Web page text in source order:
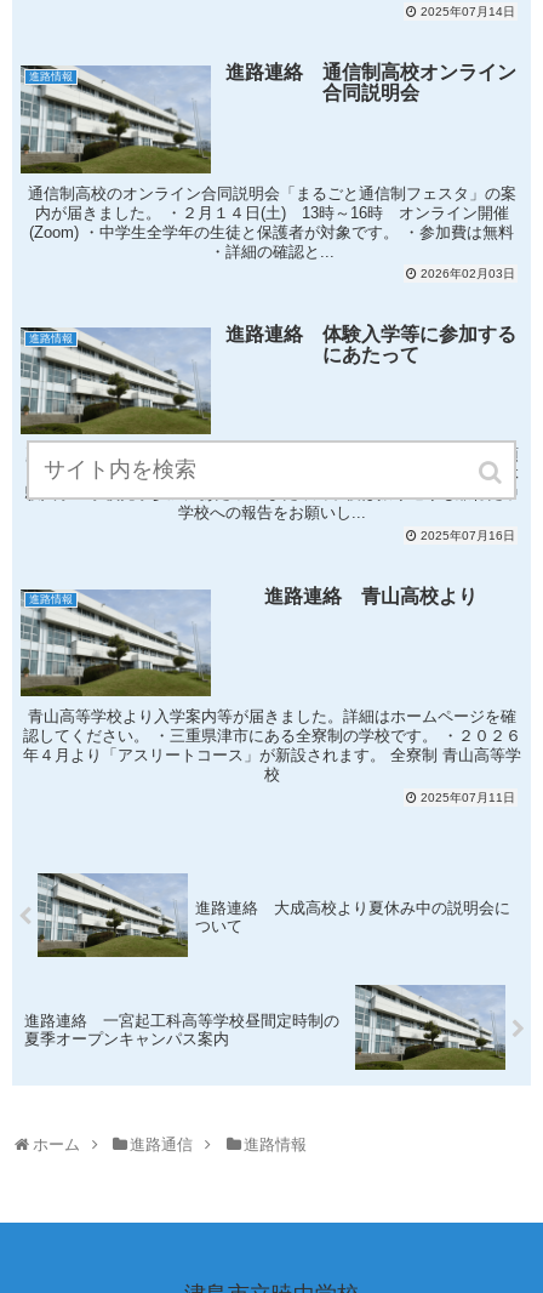
2025年07月14日
進路情報
進路連絡 通信制高校オンライン
合同説明会
通信制高校のオンライン合同説明会「まるごと通信制フェスタ」の案
内が届きました。 ・２月１４日(土) 13時～16時 オンライン開催
(Zoom) ・中学生全学年の生徒と保護者が対象です。 ・参加費は無料
・詳細の確認と...
2026年02月03日
進路情報
進路連絡 体験入学等に参加する
にあたって
夏休み中に，多くの体験入学・学校説明会等が行われます。 注意事項
を必ずよく読んで，申し込んだ学校には忘れずに参加しましょう。 体
験入学・学校見学参加にあたって また，終了後は振り返りも兼ねた中
学校への報告をお願いし...
2025年07月16日
進路情報 進路連絡 青山高校より
青山高等学校より入学案内等が届きました。詳細はホームページを確
認してください。 ・三重県津市にある全寮制の学校です。 ・２０２６
年４月より「アスリートコース」が新設されます。 全寮制 青山高等学
校
2025年07月11日
進路連絡 大成高校より夏休み中の説明会に
ついて
進路連絡 一宮起工科高等学校昼間定時制の
夏季オープンキャンパス案内
ホーム 進路通信 進路情報